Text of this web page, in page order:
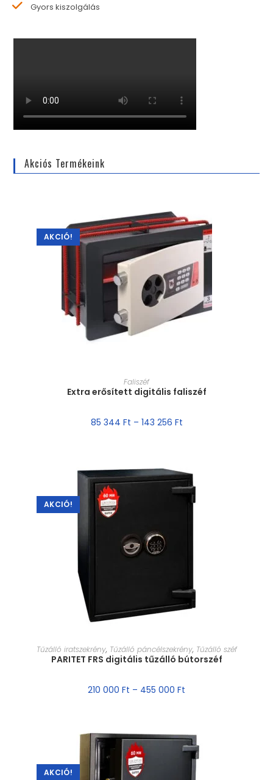
Gyors kiszolgálás
Akciós Termékeink
AKCIÓ!
MÉRET VÁLASZTÁSA
Faliszéf
Extra erősített digitális faliszéf
85 344 Ft – 143 256 Ft
AKCIÓ!
MÉRET VÁLASZTÁSA
Tűzálló iratszekrény, Tűzálló páncélszekrény, Tűzálló széf
PARITET FRS digitális tűzálló bútorszéf
210 000 Ft – 455 000 Ft
AKCIÓ!